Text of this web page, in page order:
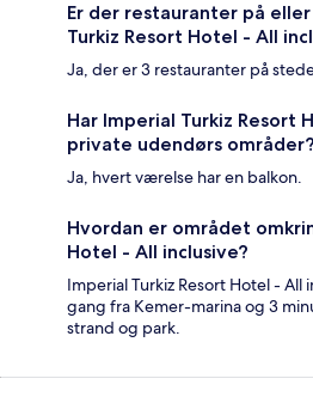
Er der restauranter på
Turkiz Resort Hotel - All
Ja, der er 3 restauranter på
Har Imperial Turkiz Resort
private udendørs områder?
Ja, hvert værelse har en balkon.
Hvordan er området
Hotel - All inclusive?
Imperial Turkiz Resort Hotel - All
gang fra Kemer-marina og 3
strand og park.